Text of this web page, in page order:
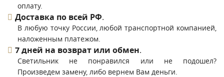
оплату.
Доставка по всей РФ.
В любую точку России, любой транспортной компанией,
наложенным платежом.
7 дней на возврат или обмен.
Светильник не понравился или не подошел?
Произведем замену, либо вернем Вам деньги.